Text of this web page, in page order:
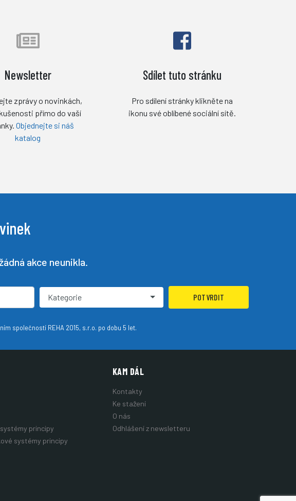
Newsletter
zprávy o novinkách,
přímo do vaší
Objednejte si náš
katalog
Sdílet tuto stránku
Pro sdílení stránky klikněte na
ikonu své oblíbené sociální sítě.
akce neunikla.
Kategorie POTVRDIT
společností REHA 2015, s.r.o. po dobu 5 let.
principy
systémy principy
KAM DÁL
Kontakty
Ke stažení
O nás
Odhlášení z newsletteru